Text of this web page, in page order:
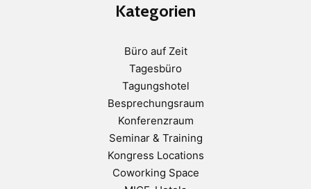
Kategorien
Büro auf Zeit
Tagesbüro
Tagungshotel
Besprechungsraum
Konferenzraum
Seminar & Training
Kongress Locations
Coworking Space